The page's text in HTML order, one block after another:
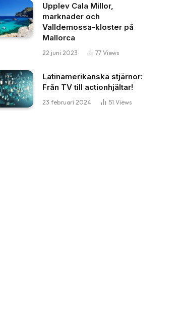
Upplev Cala Millor,
marknader och
Valldemossa-kloster på
Mallorca
22 juni 2023 77 Views
Latinamerikanska stjärnor:
Från TV till actionhjältar!
23 februari 2024 51 Views